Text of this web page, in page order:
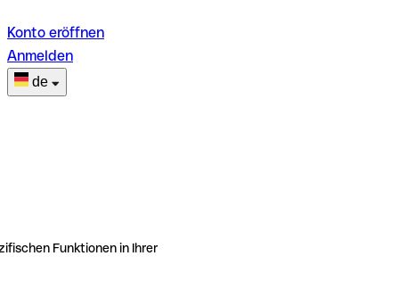
Konto eröffnen
Anmelden
de
Funktionen in Ihrer